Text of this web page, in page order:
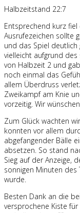
Halbzeitstand 22:7
Entsprechend kurz
Ausrufezeichen sollte
und das Spiel deutlich
vielleicht aufgrund
von Halbzeit 2 und
noch einmal das
allem Überdruss
Zweikampf am Knie
vorzeitig. Wir
Zum Glück wachten
konnten vor allem
abgefangender Bälle
absetzen. So stand
Sieg auf der Anzeige,
sonnigen Minuten des
wurde.
Besten Dank an die
versprochene Kiste